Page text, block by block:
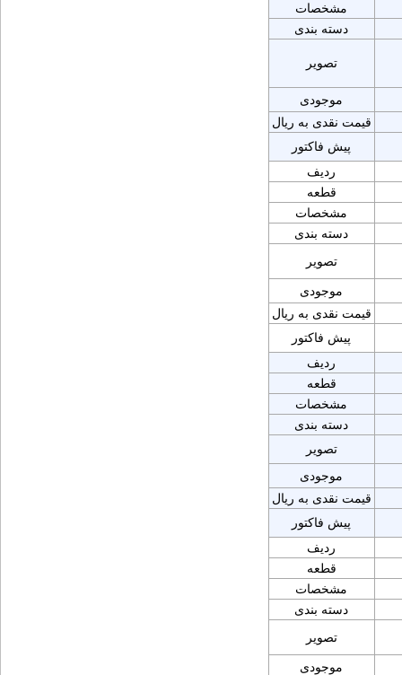
مشخصات
دسته بندی
تصویر
موجودی
قیمت نقدی به ریال
پیش فاکتور
ردیف
قطعه
مشخصات
دسته بندی
تصویر
موجودی
قیمت نقدی به ریال
پیش فاکتور
ردیف
قطعه
مشخصات
دسته بندی
تصویر
موجودی
قیمت نقدی به ریال
پیش فاکتور
ردیف
قطعه
مشخصات
دسته بندی
تصویر
موجودی